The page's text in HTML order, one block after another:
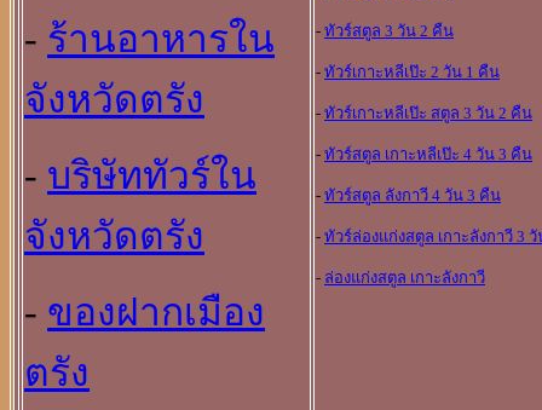
- ร้านอาหารใน
จังหวัดตรัง
- บริษัททัวร์ใน
จังหวัดตรัง
- ของฝากเมือง
ตรัง
- ทัวร์สตูล 3 วัน 2 คืน
- ทัวร์เกาะหลีเป๊ะ 2 วัน 1 คืน
- ทัวร์เกาะหลีเป๊ะ สตูล 3 วัน 2 คืน
- ทัวร์สตูล เกาะหลีเป๊ะ 4 วัน 3 คืน
- ทัวร์สตูล ลังกาวี 4 วัน 3 คืน
- ทัวร์ล่องแก่งสตูล เกาะลังกาวี 3 วั
- ล่องแก่งสตูล เกาะลังกาวี